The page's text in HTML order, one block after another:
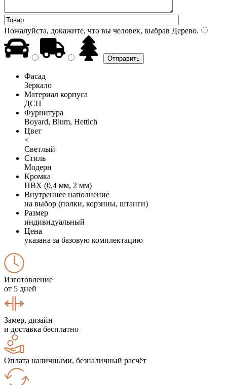
Пожалуйста, докажите, что вы человек, выбрав Дерево.
Фасад
Зеркало
Материал корпуса
ДСП
Фурнитура
Boyard, Blum, Hettich
Цвет
<
Светлый
Стиль
Модерн
Кромка
ПВХ (0,4 мм, 2 мм)
Внутреннее наполнение
на выбор (полки, корзины, штанги)
Размер
индивидуальный
Цена
указана за базовую комплектацию
Изготовление
от 5 дней
Замер, дизайн
и доставка бесплатно
Оплата наличными, безналичный расчёт